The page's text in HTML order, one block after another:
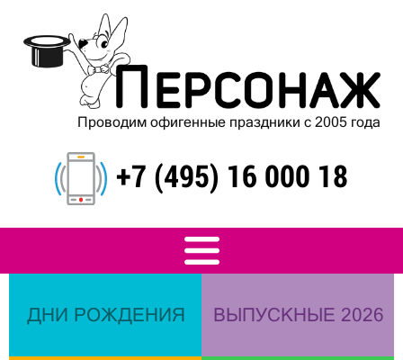
Проводим офигенные праздники с 2005 года
+7 (495) 16 000 18
ДНИ РОЖДЕНИЯ ВЫПУСКНЫЕ 2026